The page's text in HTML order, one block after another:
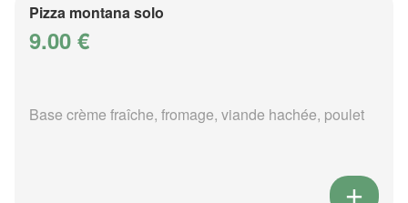
Pizza montana solo
9.00 €
Base crème fraîche, fromage, viande hachée, poulet